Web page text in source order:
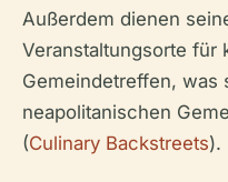
Außerdem dienen
Veranstaltungsorte für
Gemeindetreffen, was
neapolitanischen
(Culinary Backstreets).